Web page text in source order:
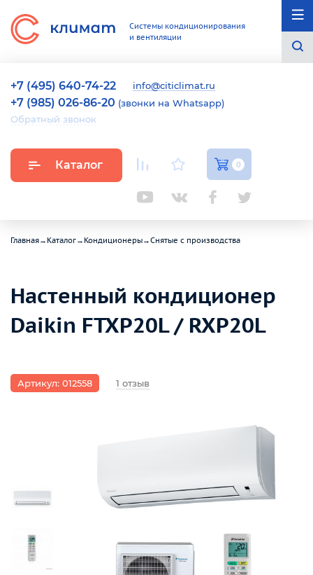
Системы кондиционирования
и вентиляции
+7 (495) 640-74-22 info@citiclimat.ru
+7 (985) 026-86-20 (звонки на Whatsapp)
Обратный звонок
Каталог 0
Главная→ Каталог→ Кондиционеры→Снятые с производства
Настенный кондиционер
Daikin FTXP20L / RXP20L
Артикул: 012558 1 отзыв